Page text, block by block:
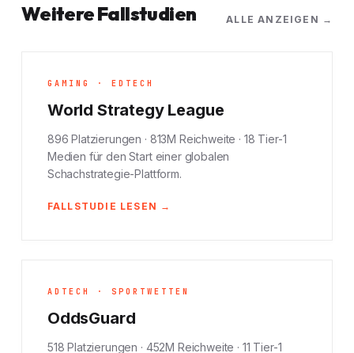
Weitere Fallstudien ALLE ANZEIGEN →
GAMING · EDTECH
World Strategy League
896 Platzierungen · 813M Reichweite · 18 Tier-1
Medien für den Start einer globalen
Schachstrategie-Plattform.
FALLSTUDIE LESEN →
ADTECH · SPORTWETTEN
OddsGuard
518 Platzierungen · 452M Reichweite · 11 Tier-1